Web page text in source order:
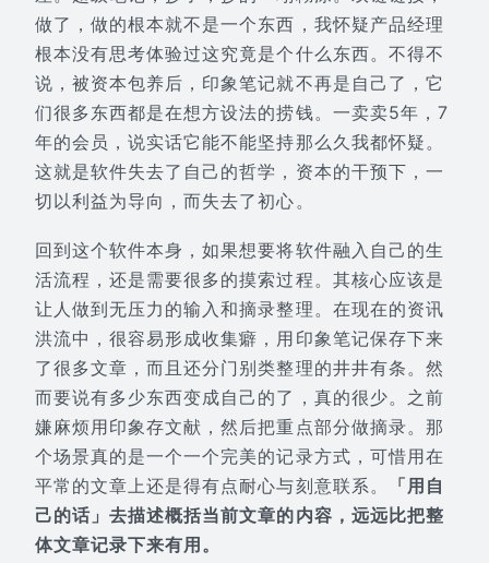
做了，做的根本就不是一个东西，我怀疑产品经理
根本没有思考体验过这究竟是个什么东西。不得不
说，被资本包养后，印象笔记就不再是自己了，它
们很多东西都是在想方设法的捞钱。一卖卖5年，7
年的会员，说实话它能不能坚持那么久我都怀疑。
这就是软件失去了自己的哲学，资本的干预下，一
切以利益为导向，而失去了初心。
回到这个软件本身，如果想要将软件融入自己的生
活流程，还是需要很多的摸索过程。其核心应该是
让人做到无压力的输入和摘录整理。在现在的资讯
洪流中，很容易形成收集癖，用印象笔记保存下来
了很多文章，而且还分门别类整理的井井有条。然
而要说有多少东西变成自己的了，真的很少。之前
嫌麻烦用印象存文献，然后把重点部分做摘录。那
个场景真的是一个一个完美的记录方式，可惜用在
平常的文章上还是得有点耐心与刻意联系。
「用自
己的话」去描述概括当前文章的内容，远远比把整
体文章记录下来有用。